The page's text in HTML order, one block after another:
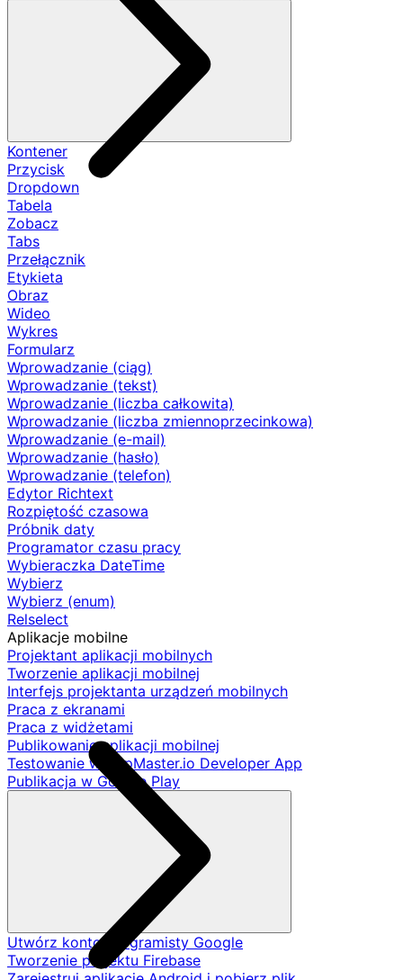
Kontener
Przycisk
Dropdown
Tabela
Zobacz
Tabs
Przełącznik
Etykieta
Obraz
Wideo
Wykres
Formularz
Wprowadzanie (ciąg)
Wprowadzanie (tekst)
Wprowadzanie (liczba całkowita)
Wprowadzanie (liczba zmiennoprzecinkowa)
Wprowadzanie (e-mail)
Wprowadzanie (hasło)
Wprowadzanie (telefon)
Edytor Richtext
Rozpiętość czasowa
Próbnik daty
Programator czasu pracy
Wybieraczka DateTime
Wybierz
Wybierz (enum)
Relselect
Aplikacje mobilne
Projektant aplikacji mobilnych
Tworzenie aplikacji mobilnej
Interfejs projektanta urządzeń mobilnych
Praca z ekranami
Praca z widżetami
Publikowanie aplikacji mobilnej
Testowanie w AppMaster.io Developer App
Publikacja w Google Play
Utwórz konto programisty Google
Tworzenie projektu Firebase